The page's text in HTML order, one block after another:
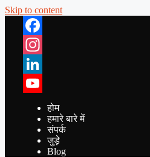
Skip to content
Facebook
Instagram
LinkedIn
YouTube
होम
हमारे बारे में
संपर्क
जुड़े
Blog